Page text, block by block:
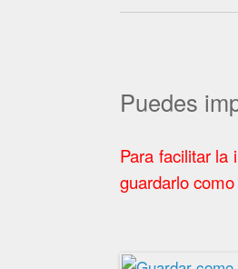
Puedes
Para facilitar la
guardarlo